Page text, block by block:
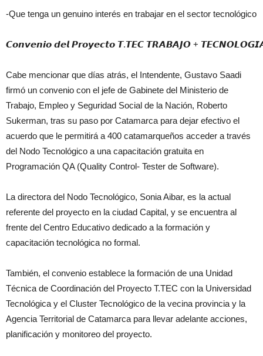
-Que tenga un genuino interés en trabajar en el sector tecnológico
𝘾𝙤𝙣𝙫𝙚𝙣𝙞𝙤 𝙙𝙚𝙡 𝙋𝙧𝙤𝙮𝙚𝙘𝙩𝙤 𝙏.𝙏𝙀𝘾 𝙏𝙍𝘼𝘽𝘼𝙅𝙊 +
Cabe mencionar que días atrás, el Intendente, Gustavo Saadi
firmó un convenio con el jefe de Gabinete del Ministerio de
Trabajo, Empleo y Seguridad Social de la Nación, Roberto
Sukerman, tras su paso por Catamarca para dejar efectivo el
acuerdo que le permitirá a 400 catamarqueños acceder a través
del Nodo Tecnológico a una capacitación gratuita en
Programación QA (Quality Control- Tester de Software).
La directora del Nodo Tecnológico, Sonia Aibar, es la actual
referente del proyecto en la ciudad Capital, y se encuentra al
frente del Centro Educativo dedicado a la formación y
capacitación tecnológica no formal.
También, el convenio establece la formación de una Unidad
Técnica de Coordinación del Proyecto T.TEC con la Universidad
Tecnológica y el Cluster Tecnológico de la vecina provincia y la
Agencia Territorial de Catamarca para llevar adelante acciones,
planificación y monitoreo del proyecto.